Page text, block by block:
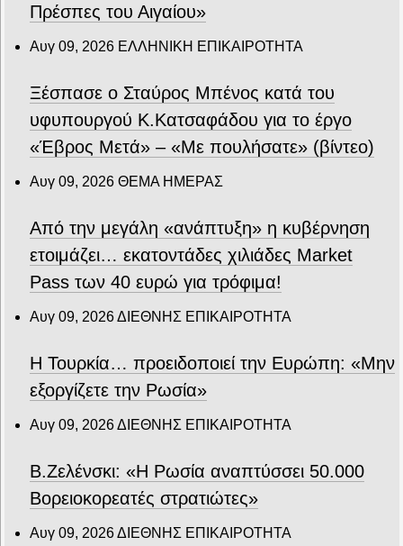
Πρέσπες του Αιγαίου»
Αυγ 09, 2026 ΕΛΛΗΝΙΚΗ ΕΠΙΚΑΙΡΟΤΗΤΑ
Ξέσπασε ο Σταύρος Μπένος κατά του
υφυπουργού Κ.Κατσαφάδου για το έργο
«Έβρος Μετά» – «Με πουλήσατε» (βίντεο)
Αυγ 09, 2026 ΘΕΜΑ ΗΜΕΡΑΣ
Από την μεγάλη «ανάπτυξη» η κυβέρνηση
ετοιμάζει… εκατοντάδες χιλιάδες Market
Pass των 40 ευρώ για τρόφιμα!
Αυγ 09, 2026ΔΙΕΘΝΗΣ ΕΠΙΚΑΙΡΟΤΗΤΑ
Η Τουρκία… προειδοποιεί την Ευρώπη: «Μην
εξοργίζετε την Ρωσία»
Αυγ 09, 2026ΔΙΕΘΝΗΣ ΕΠΙΚΑΙΡΟΤΗΤΑ
Β.Ζελένσκι: «Η Ρωσία αναπτύσσει 50.000
Βορειοκορεατές στρατιώτες»
Αυγ 09, 2026ΔΙΕΘΝΗΣ ΕΠΙΚΑΙΡΟΤΗΤΑ